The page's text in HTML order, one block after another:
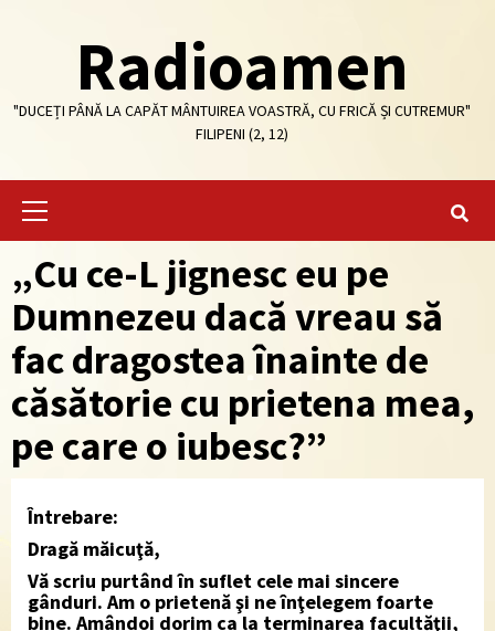
Radioamen
"DUCEȚI PÂNĂ LA CAPĂT MÂNTUIREA VOASTRĂ, CU FRICĂ ȘI CUTREMUR"
FILIPENI (2, 12)
Primary
„Cu ce-L jignesc eu pe
Dumnezeu dacă vreau să
fac dragostea înainte de
căsătorie cu prietena mea,
pe care o iubesc?”
Întrebare:
Dragă măicuţă,
Vă scriu purtând în suflet cele mai sincere
gânduri. Am o prietenă şi ne înţelegem foarte
bine. Amândoi dorim ca la terminarea facultăţii,